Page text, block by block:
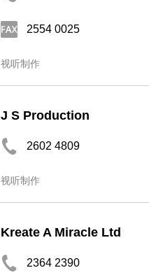
2554 0025
视听制作
J S Production
2602 4809
视听制作
Kreate A Miracle Ltd
2364 2390